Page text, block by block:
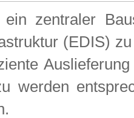
zentraler
(EDIS)
werden